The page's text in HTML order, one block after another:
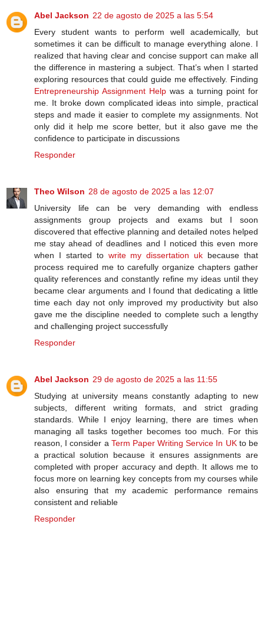
Abel Jackson 22 de agosto de 2025 a las 5:54
Every student wants to perform well academically, but
sometimes it can be difficult to manage everything alone. I
realized that having clear and concise support can make all
the difference in mastering a subject. That’s when I started
exploring resources that could guide me effectively. Finding
Entrepreneurship Assignment Help was a turning point for
me. It broke down complicated ideas into simple, practical
steps and made it easier to complete my assignments. Not
only did it help me score better, but it also gave me the
confidence to participate in discussions
Responder
Theo Wilson 28 de agosto de 2025 a las 12:07
University life can be very demanding with endless
assignments group projects and exams but I soon
discovered that effective planning and detailed notes helped
me stay ahead of deadlines and I noticed this even more
when I started to write my dissertation uk because that
process required me to carefully organize chapters gather
quality references and constantly refine my ideas until they
became clear arguments and I found that dedicating a little
time each day not only improved my productivity but also
gave me the discipline needed to complete such a lengthy
and challenging project successfully
Responder
Abel Jackson 29 de agosto de 2025 a las 11:55
Studying at university means constantly adapting to new
subjects, different writing formats, and strict grading
standards. While I enjoy learning, there are times when
managing all tasks together becomes too much. For this
reason, I consider a Term Paper Writing Service In UKto be
a practical solution because it ensures assignments are
completed with proper accuracy and depth. It allows me to
focus more on learning key concepts from my courses while
also ensuring that my academic performance remains
consistent and reliable
Responder